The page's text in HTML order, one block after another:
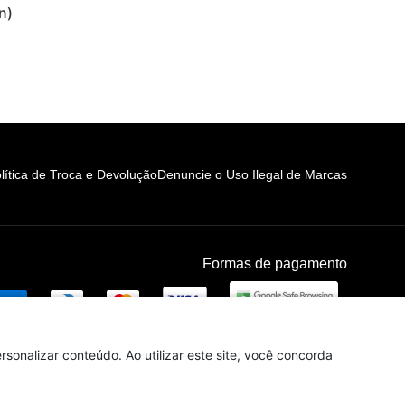
conteúdo. Ao utilizar este site, você concorda
de Troca e DevoluçãoDenuncie o Uso Ilegal de Marcas
Formas de pagamento